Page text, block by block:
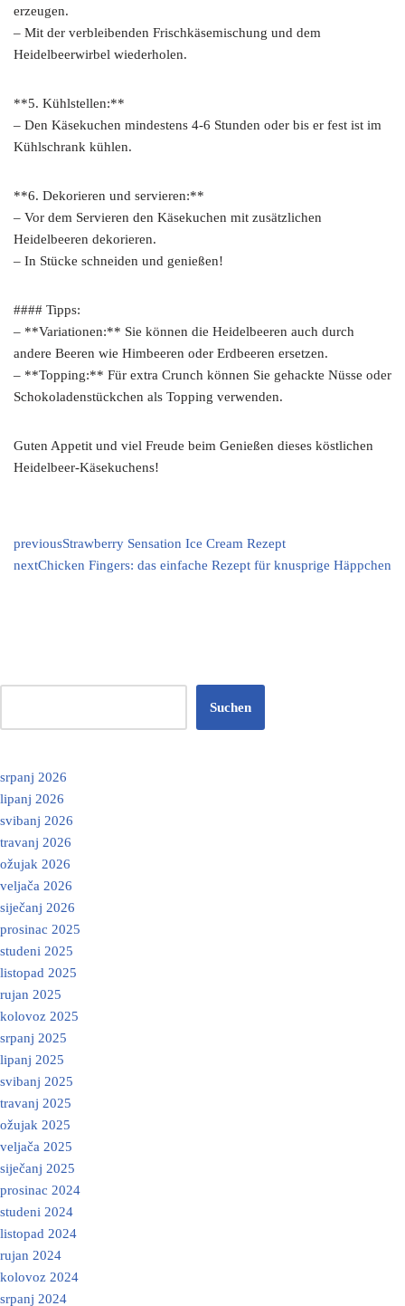
erzeugen.
– Mit der verbleibenden Frischkäsemischung und dem
Heidelbeerwirbel wiederholen.
**5. Kühlstellen:**
– Den Käsekuchen mindestens 4-6 Stunden oder bis er fest ist im
Kühlschrank kühlen.
**6. Dekorieren und servieren:**
– Vor dem Servieren den Käsekuchen mit zusätzlichen
Heidelbeeren dekorieren.
– In Stücke schneiden und genießen!
#### Tipps:
– **Variationen:** Sie können die Heidelbeeren auch durch
andere Beeren wie Himbeeren oder Erdbeeren ersetzen.
– **Topping:** Für extra Crunch können Sie gehackte Nüsse oder
Schokoladenstückchen als Topping verwenden.
Guten Appetit und viel Freude beim Genießen dieses köstlichen
Heidelbeer-Käsekuchens!
previousStrawberry Sensation Ice Cream Rezept
nextChicken Fingers: das einfache Rezept für knusprige Häppchen
Suchen
srpanj 2026
lipanj 2026
svibanj 2026
travanj 2026
ožujak 2026
veljača 2026
siječanj 2026
prosinac 2025
studeni 2025
listopad 2025
rujan 2025
kolovoz 2025
srpanj 2025
lipanj 2025
svibanj 2025
travanj 2025
ožujak 2025
veljača 2025
siječanj 2025
prosinac 2024
studeni 2024
listopad 2024
rujan 2024
kolovoz 2024
srpanj 2024